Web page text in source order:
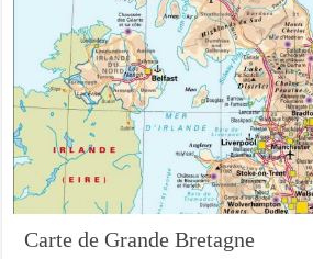
Carte de Grande Bretagne